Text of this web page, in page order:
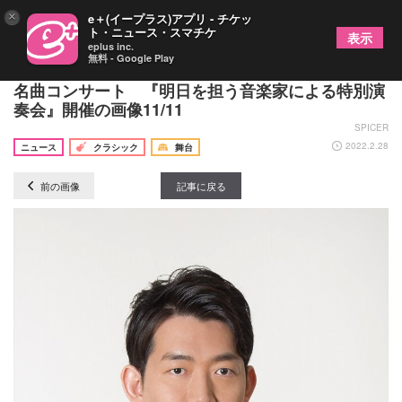
海外で研鑽を積んだ若手歌手たちが集結するオペラ
名曲コンサート 『明日を担う音楽家による特別演
奏会』開催の画像11/11
SPICER
ニュース
クラシック 舞台 2022.2.28
前の画像 記事に戻る
× e＋(イープラス)アプリ - チケッ
ト・ニュース・スマチケ
eplus inc.
無料 - Google Play
表示